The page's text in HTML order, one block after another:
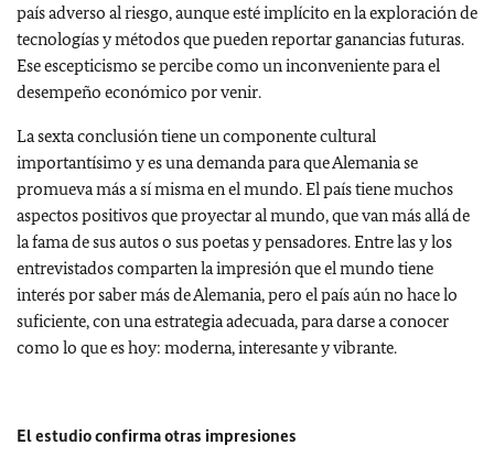
país adverso al riesgo, aunque esté implícito en la exploración de
tecnologías y métodos que pueden reportar ganancias futuras.
Ese escepticismo se percibe como un inconveniente para el
desempeño económico por venir.
La sexta conclusión tiene un componente cultural
importantísimo y es una demanda para que Alemania se
promueva más a sí misma en el mundo. El país tiene muchos
aspectos positivos que proyectar al mundo, que van más allá de
la fama de sus autos o sus poetas y pensadores. Entre las y los
entrevistados comparten la impresión que el mundo tiene
interés por saber más de Alemania, pero el país aún no hace lo
suficiente, con una estrategia adecuada, para darse a conocer
como lo que es hoy: moderna, interesante y vibrante.
El estudio confirma otras impresiones